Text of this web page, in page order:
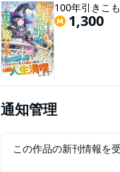
り・・・と気ままに異世
が送る自由気ままな一人旅
100年引きこ
1,300
通知管理
この作品の新刊情報を